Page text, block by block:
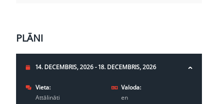
PLĀNI
14. DECEMBRIS, 2026 - 18. DECEMBRIS, 2026
Vieta:
Attālināti
Valoda:
en